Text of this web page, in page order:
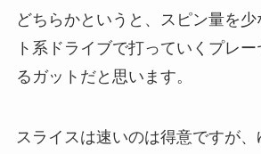
どちらかというと、スピン量を
ト系ドライブで打っていくプレ
るガットだと思います。
スライスは速いのは得意ですが